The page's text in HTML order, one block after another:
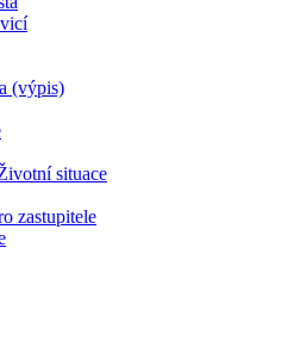
(výpis)
situace
zastupitele